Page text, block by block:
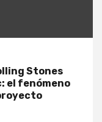
Stones
el fenómeno